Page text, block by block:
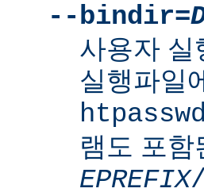
--bindir=
사용자 실
실행파일
htpasswd
램도 포함
EPREFIX